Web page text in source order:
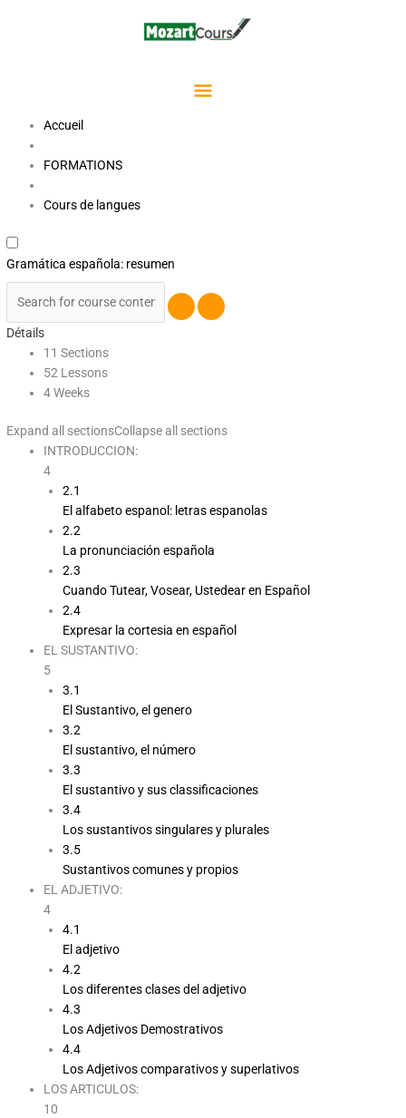
Menu
Accueil
FORMATIONS
Cours de langues
Gramática española: resumen
Détails
11 Sections
52 Lessons
4 Weeks
Expand all sectionsCollapse all sections
INTRODUCCION:
4
2.1
El alfabeto espanol: letras espanolas
2.2
La pronunciación española
2.3
Cuando Tutear, Vosear, Ustedear en Español
2.4
Expresar la cortesia en español
EL SUSTANTIVO:
5
3.1
El Sustantivo, el genero
3.2
El sustantivo, el número
3.3
El sustantivo y sus classificaciones
3.4
Los sustantivos singulares y plurales
3.5
Sustantivos comunes y propios
EL ADJETIVO:
4
4.1
El adjetivo
4.2
Los diferentes clases del adjetivo
4.3
Los Adjetivos Demostrativos
4.4
Los Adjetivos comparativos y superlativos
LOS ARTICULOS:
10